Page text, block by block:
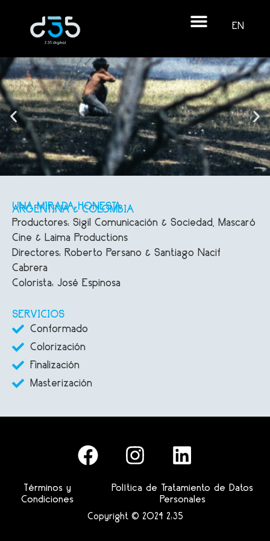
EN
UNA MIRADA HONESTA
ARGENTINA & COLOMBIA
Productores: Sigil Comunicación & Sociedad, Mascaró
Cine & Laima Productions
Directores: Roberto Persano & Santiago Nacif
Cabrera
Colorista: José Espinosa
SERVICIOS
Conformado
Colorización
Finalización
Masterización
Términos y
Condiciones
Política de Tratamiento de Datos
Personales
Copyright © 2024 2:35